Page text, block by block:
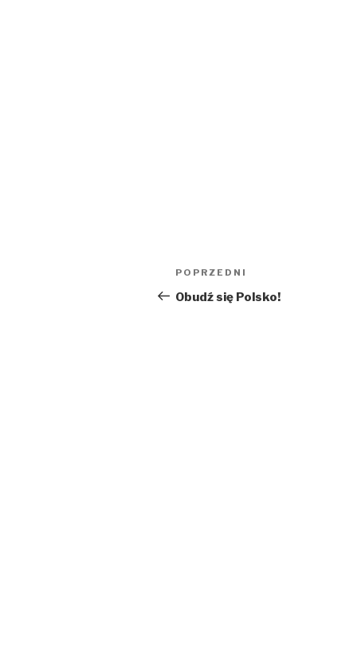
Nawigacja
wpisu
Poprzedni
wpis
POPRZEDNI
Obudź się Polsko!